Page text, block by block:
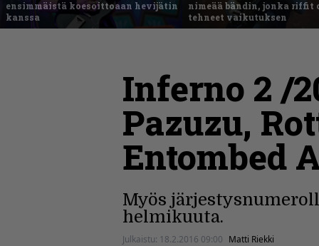
ensimmäistä koesoittoaan hevijätin
kanssa
nimeää bändin, jonka riffit
tehneet vaikutuksen
Inferno 2 /
Pazuzu,
Entombed
Myös
helmikuuta.
Julkaistu: 18.2.2016 09:00 Matti Riekki